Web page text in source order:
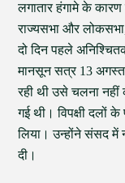
लगातार हंगामे के कारण
राज्यसभा और लोकसभा,
दो दिन पहले
मानसून सत्र 13
रही थी उसे चलना नहीं
गई थी। विपक्षी दलों
लिया। उन्होंने संसद में न
दी।